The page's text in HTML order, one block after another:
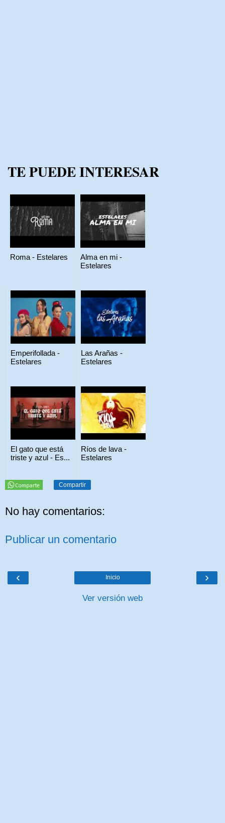
TE PUEDE INTERESAR
Roma - Estelares
Alma en mi -
Estelares
Emperifollada -
Estelares
Las Arañas -
Estelares
El gato que está
triste y azul - Es...
Ríos de lava -
Estelares
Compartir
No hay comentarios:
Publicar un comentario
‹ ›
Inicio
Ver versión web